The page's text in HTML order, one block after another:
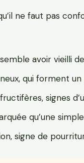
ne faut pas
avoir vieilli
qui forment un
signes
qu’une
signe de